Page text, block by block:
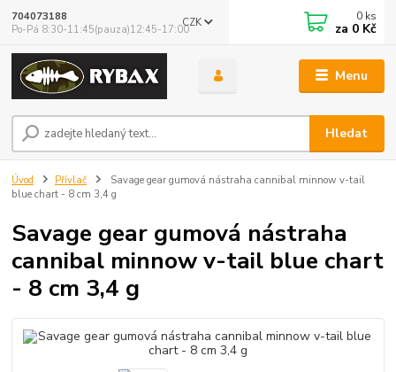
Menu
CZK
Hledat
704073188
Po-Pá 8:30-11:45(pauza)12:45-17:00
0 ks
za 0 Kč
Úvod Přívlač
Savage gear gumová nástraha cannibal minnow v-tail
blue chart - 8 cm 3,4 g
Savage gear gumová nástraha
cannibal minnow v-tail blue chart
- 8 cm 3,4 g